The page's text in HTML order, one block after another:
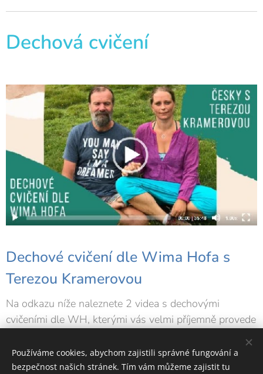
Dechová cvičení
Dechové cvičení dle Wima Hofa s
Terezou Kramerovou
Na odkazu níže naleznete 2 videa s dechovými
cvičeními dle WH, kterými vás velmi příjemně provede
ODKAZ ZDE
Používáme cookies, abychom zajistili správné fungování a
bezpečnost našich stránek. Tím vám můžeme zajistit tu